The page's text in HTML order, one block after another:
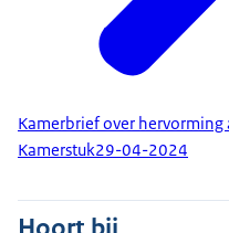
Kamerbrief over
Kamerstuk29-04-2024